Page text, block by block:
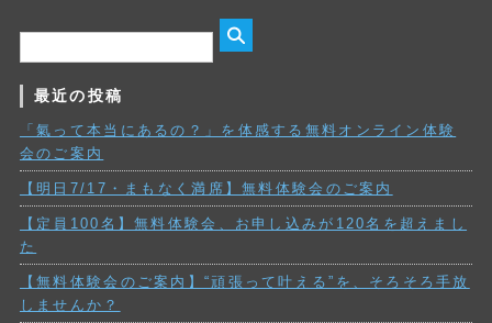
最近の投稿
「氣って本当にあるの？」を体感する無料オンライン体験
会のご案内
【明日7/17・まもなく満席】無料体験会のご案内
【定員100名】無料体験会、お申し込みが120名を超えまし
た
【無料体験会のご案内】“頑張って叶える”を、そろそろ手放
しませんか？